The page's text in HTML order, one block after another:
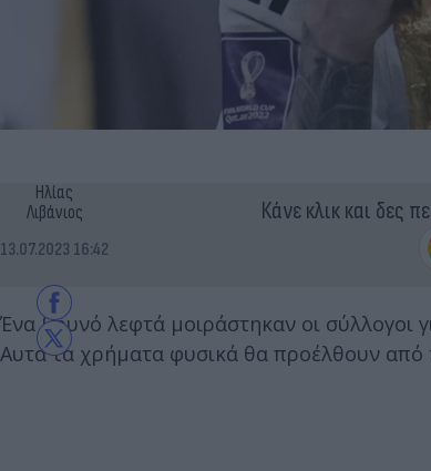
Ηλίας
Λιβάνιος
13.07.2023 16:42
Κάνε κλικ και δες
Ένα βουνό λεφτά μοιράστηκαν οι σύλλογοι
Αυτά τα χρήματα φυσικά θα προέλθουν από